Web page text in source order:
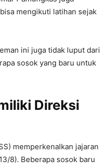
mengikuti latihan sejak
ini juga tidak luput dari
sosok yang baru untuk
Direksi
memperkenalkan jajaran
8). Beberapa sosok baru